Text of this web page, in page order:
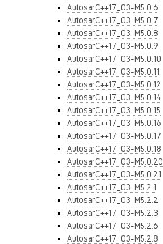
AutosarC++17_03-M5.0.6
AutosarC++17_03-M5.0.7
AutosarC++17_03-M5.0.8
AutosarC++17_03-M5.0.9
AutosarC++17_03-M5.0.10
AutosarC++17_03-M5.0.11
AutosarC++17_03-M5.0.12
AutosarC++17_03-M5.0.14
AutosarC++17_03-M5.0.15
AutosarC++17_03-M5.0.16
AutosarC++17_03-M5.0.17
AutosarC++17_03-M5.0.18
AutosarC++17_03-M5.0.20
AutosarC++17_03-M5.0.21
AutosarC++17_03-M5.2.1
AutosarC++17_03-M5.2.2
AutosarC++17_03-M5.2.3
AutosarC++17_03-M5.2.6
AutosarC++17_03-M5.2.8